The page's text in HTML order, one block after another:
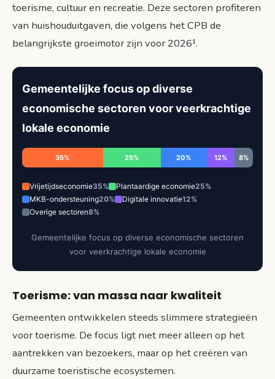
toerisme, cultuur en recreatie. Deze sectoren profiteren
van huishouduitgaven, die volgens het CPB de
belangrijkste groeimotor zijn voor 2026¹.
Gemeentelijke focus op diverse
economische sectoren voor veerkrachtige
lokale economie
35% 25% 20% 12% 8%
Vrijetijdseconomie35% Plantaardige economie25%
MKB-ondersteuning20% Digitale innovatie12%
Overige sectoren8%
Gemeentelijke focus op diverse economische sectoren
voor veerkrachtige lokale economie
Toerisme: van massa naar kwaliteit
Gemeenten ontwikkelen steeds slimmere strategieën
voor toerisme. De focus ligt niet meer alleen op het
aantrekken van bezoekers, maar op het creëren van
duurzame toeristische ecosystemen.